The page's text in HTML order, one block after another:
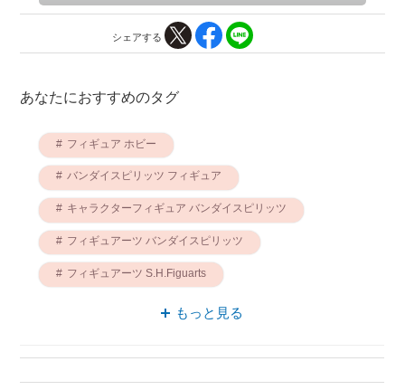
シェアする
あなたにおすすめのタグ
フィギュア ホビー
バンダイスピリッツ フィギュア
キャラクターフィギュア バンダイスピリッツ
フィギュアーツ バンダイスピリッツ
フィギュアーツ S.H.Figuarts
キャラクターフィギュア ホビー
もっと見る